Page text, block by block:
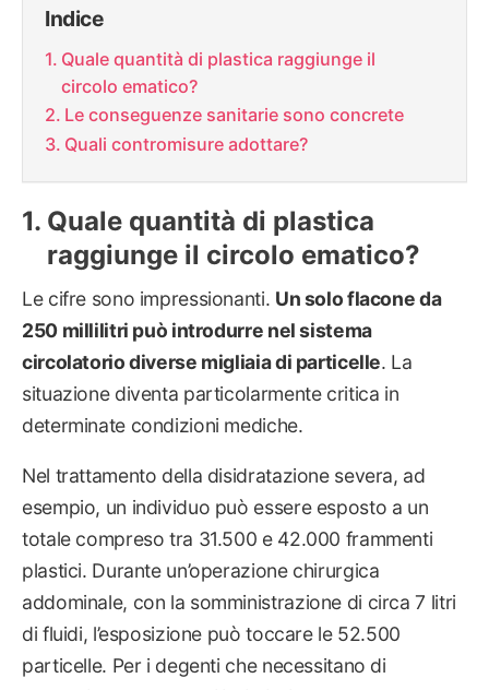
Indice
Quale quantità di plastica raggiunge il
circolo ematico?
Le conseguenze sanitarie sono concrete
Quali contromisure adottare?
Quale quantità di plastica
raggiunge il circolo ematico?
Le cifre sono impressionanti. Un solo flacone da
250 millilitri può introdurre nel sistema
circolatorio diverse migliaia di particelle. La
situazione diventa particolarmente critica in
determinate condizioni mediche.
Nel trattamento della disidratazione severa, ad
esempio, un individuo può essere esposto a un
totale compreso tra 31.500 e 42.000 frammenti
plastici. Durante un’operazione chirurgica
addominale, con la somministrazione di circa 7 litri
di fluidi, l’esposizione può toccare le 52.500
particelle. Per i degenti che necessitano di